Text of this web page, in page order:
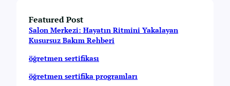
Featured Post
Salon Merkezi: Hayatın Ritmini Yakalayan
Kusursuz Bakım Rehberi
öğretmen sertifikası
öğretmen sertifika programları